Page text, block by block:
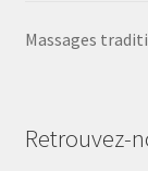
Massages
Retrouvez-